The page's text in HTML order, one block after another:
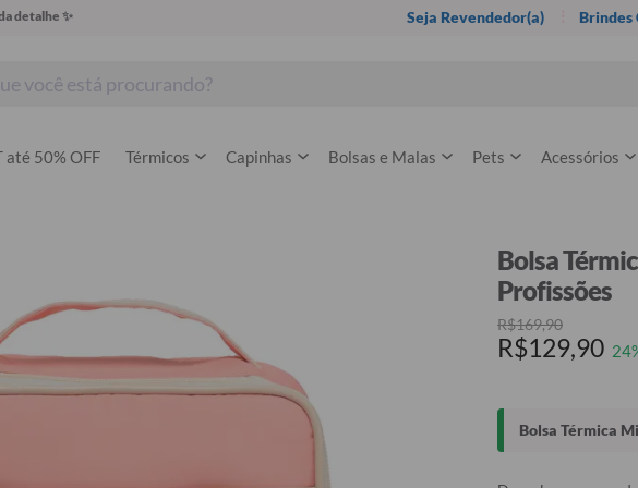
detalhe ✨ Seja Revendedor(a)
até 50% OFF Térmicos Capinhas Bolsas e Malas Pets Acessórios
Bolsa
Profissões
R$169,90
R$129,90
Bolsa Térmica